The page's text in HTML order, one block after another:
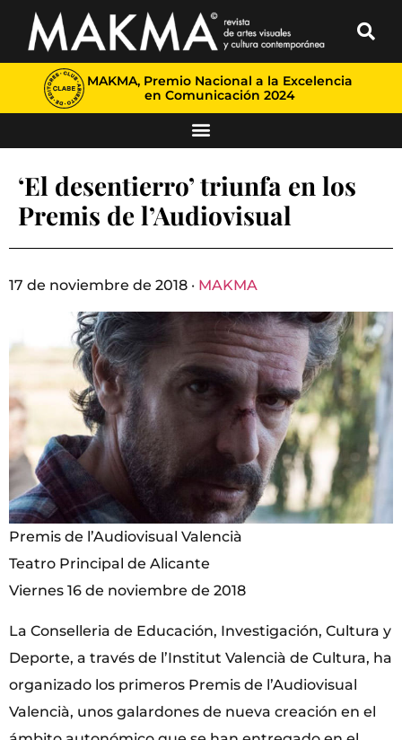
MAKMA, Premio Nacional a la Excelencia
en Comunicación 2024
‘El desentierro’ triunfa en los
Premis de l’Audiovisual
17 de noviembre de 2018 · MAKMA
Premis de l’Audiovisual Valencià
Teatro Principal de Alicante
Viernes 16 de noviembre de 2018
La Conselleria de Educación, Investigación, Cultura y
Deporte, a través de l’Institut Valencià de Cultura, ha
organizado los primeros Premis de l’Audiovisual
Valencià, unos galardones de nueva creación en el